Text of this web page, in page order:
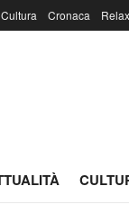
Cultura Cronaca Relax